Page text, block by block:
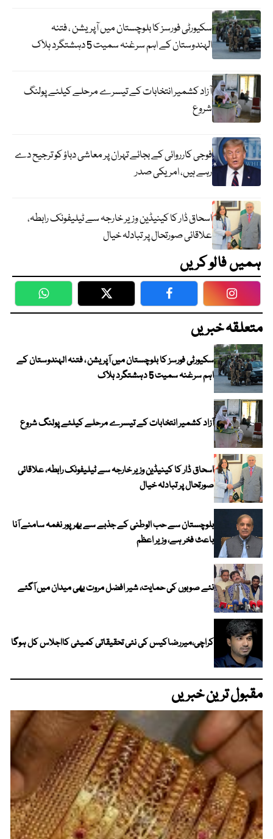
سکیورٹی فورسز کا بلوچستان میں آپریشن ، فتنہ
الہندوستان کے اہم سرغنہ سمیت 5 دہشتگرد ہلاک
آزاد کشمیر انتخابات کے تیسرے مرحلے کیلئے پولنگ
شروع
فوجی کارروائی کے بجائے تہران پر معاشی دباؤ کو ترجیح دے
رہے ہیں، امریکی صدر
اسحاق ڈار کا کینیڈین وزیر خارجہ سے ٹیلیفونک رابطہ،
علاقائی صورتحال پر تبادلہ خیال
ہمیں فالو کریں
WhatsApp Twitter Facebook
متعلقہ خبریں
سکیورٹی فورسز کا بلوچستان میں آپریشن ، فتنہ الہندوستان کے
اہم سرغنہ سمیت 5 دہشتگرد ہلاک
آزاد کشمیر انتخابات کے تیسرے مرحلے کیلئے پولنگ شروع
اسحاق ڈار کا کینیڈین وزیر خارجہ سے ٹیلیفونک رابطہ، علاقائی
صورتحال پر تبادلہ خیال
بلوچستان سے حب الوطنی کے جذبے سے بھرپور نغمہ سامنے آنا
باعث فخر ہے، وزیر اعظم
نئے صوبوں کی حمایت، شیر افضل مروت بھی میدان میں آگئے
کراچی،میررضاکیس کی نئی تحقیقاتی کمیٹی کااجلاس کل ہوگا
مقبول ترین خبریں